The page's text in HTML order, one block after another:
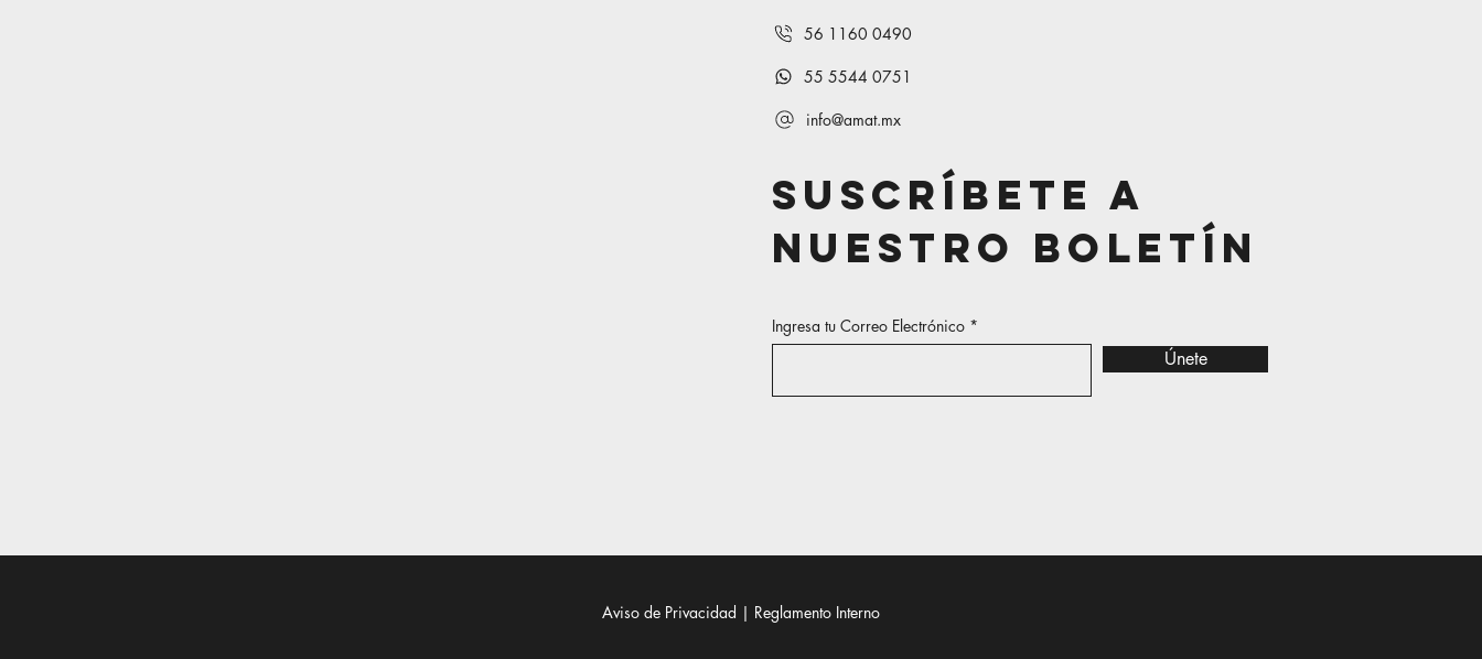
56 1160 0490
55 5544 0751
info@amat.mx
Suscríbete a
Nuestro Boletín
Ingresa tu Correo Electrónico
Únete
Aviso de Privacidad | Reglamento Interno